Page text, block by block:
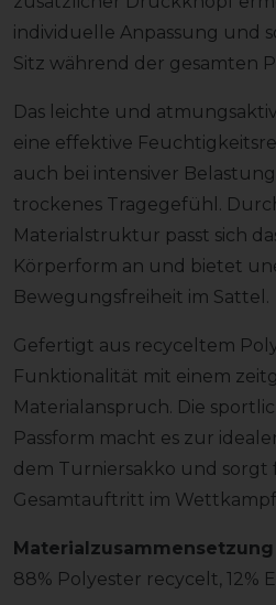
individuelle Anpassung und
Sitz während der gesamten
Das leichte und
eine effektive
auch bei intensiver
trockenes Tragegefühl.
Materialstruktur passt sich
Körperform an und bietet
Bewegungsfreiheit im Sattel.
Gefertigt aus recyceltem
Funktionalität mit einem
Materialanspruch. Die
Passform macht es zur
dem Turniersakko und
Gesamtauftritt im
Materialzusammensetzung
88% Polyester recycelt, 12%